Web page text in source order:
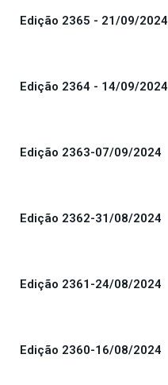
Edição 2365 - 21/09/2024
Edição 2364 - 14/09/2024
Edição 2363-07/09/2024
Edição 2362-31/08/2024
Edição 2361-24/08/2024
Edição 2360-16/08/2024